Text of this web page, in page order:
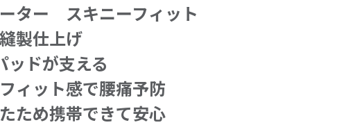
ター スキニーフィット
製仕上げ
ッドが支える
ィット感で腰痛予防
ため携帯できて安心